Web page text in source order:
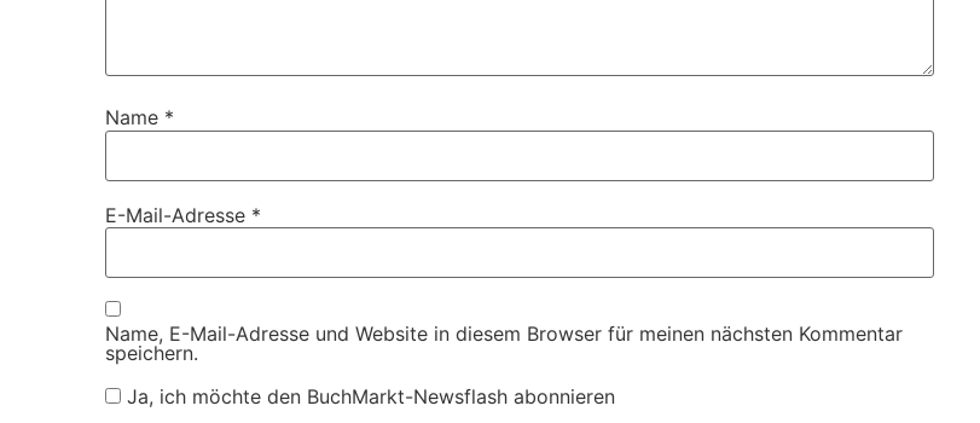
Name *
E-Mail-Adresse *
Name, E-Mail-Adresse und Website in diesem Browser für meinen nächsten Kommentar
speichern.
Ja, ich möchte den BuchMarkt-Newsflash abonnieren